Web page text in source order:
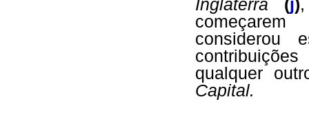
Inglaterra
(j)
considerou
qualquer
Capital.